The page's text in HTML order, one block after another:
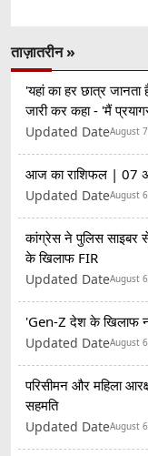
ताज़ातरीन »
'यहां का हर छात्र
जारी कर कहा - 'मैं
Updated DateAugust
आज का राशिफल | 07
Updated DateAugust
कांग्रेस ने पुलिस साइबर
के खिलाफ FIR
Updated DateAugust
'Gen-Z देश के खिलाफ
Updated DateAugust
परिसीमन और महिला
सहमति
Updated DateAugust